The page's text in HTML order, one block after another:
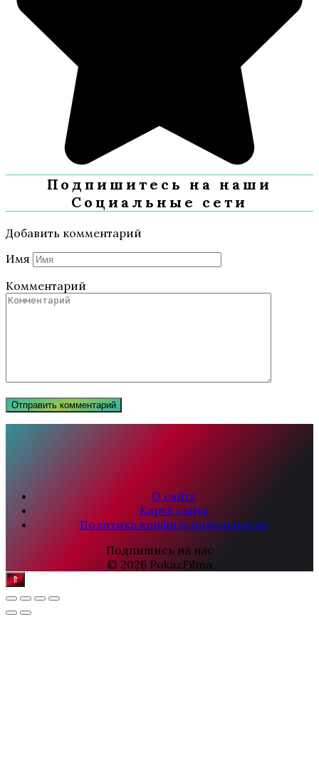
Подпишитесь на наши
Социальные сети
Добавить комментарий
Имя
Комментарий
О сайте
Карта сайта
Политика конфиденциальности
Подпишись на нас
© 2026 PokazFilma